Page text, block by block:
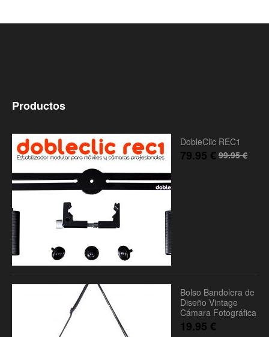
Productos
DobleClic REC1
99.95€
79.95 €
Bolso Bandolera de
Diseño Vintage
Cámara Fotográfica
19.95 €